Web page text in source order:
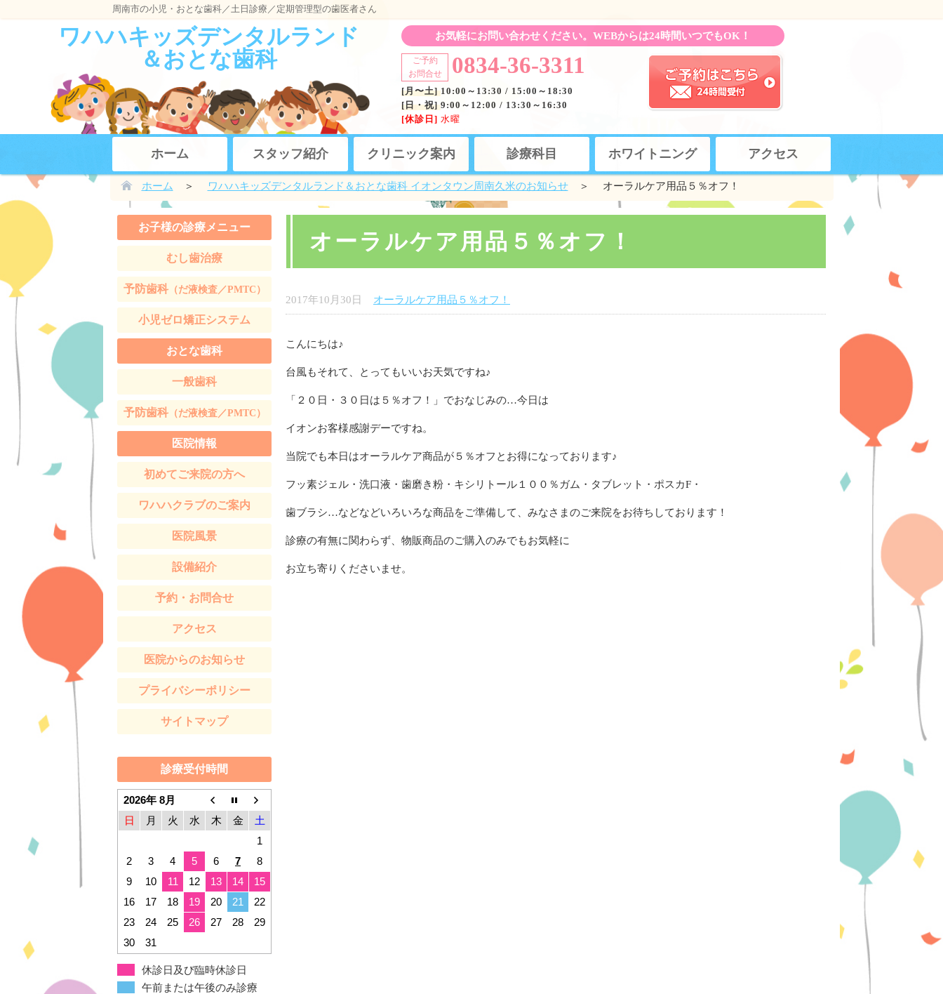
周南市の小児・おとな歯科／土日診療／定期管理型の歯医者さん
ワハハキッズデンタルランド
＆おとな歯科
お気軽にお問い合わせください。WEBからは24時間いつでもOK！
ご予約
お問合せ
0834-36-3311
[月〜土]10:00～13:30 / 15:00～18:30
[日・祝]9:00～12:00 / 13:30～16:30
[休診日] 水曜
ホーム スタッフ紹介 クリニック案内 診療科目 ホワイトニング アクセス
ホーム ＞ ワハハキッズデンタルランド＆おとな歯科 イオンタウン周南久米のお知らせ＞ オーラルケア用品５％オフ！
お子様の診療メニュー
むし歯治療
予防歯科（だ液検査／PMTC）
小児ゼロ矯正システム
おとな歯科
一般歯科
予防歯科（だ液検査／PMTC）
医院情報
初めてご来院の方へ
ワハハクラブのご案内
医院風景
設備紹介
予約・お問合せ
アクセス
医院からのお知らせ
プライバシーポリシー
サイトマップ
診療受付時間
2026年 8月
日
月 火 水 木 金
土
1
2
3 4 5 6 7
8
9
10 11 12 13 14
15
16
17 18 19 20 21
22
23
24 25 26 27 28
29
30
31
休診日及び臨時休診日
午前または午後のみ診療
オーラルケア用品５％オフ！
2017年10月30日 オーラルケア用品５％オフ！
こんにちは♪
台風もそれて、とってもいいお天気ですね♪
「２０日・３０日は５％オフ！」でおなじみの…今日は
イオンお客様感謝デーですね。
当院でも本日はオーラルケア商品が５％オフとお得になっております♪
フッ素ジェル・洗口液・歯磨き粉・キシリトール１００％ガム・タブレット・ポスカF・
歯ブラシ…などなどいろいろな商品をご準備して、みなさまのご来院をお待ちしております！
診療の有無に関わらず、物販商品のご購入のみでもお気軽に
お立ち寄りくださいませ。